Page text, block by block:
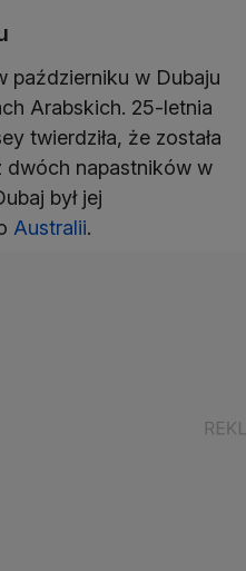
październiku w Dubaju
Arabskich. 25-letnia
twierdziła, że została
dwóch napastników w
był jej
Australii.